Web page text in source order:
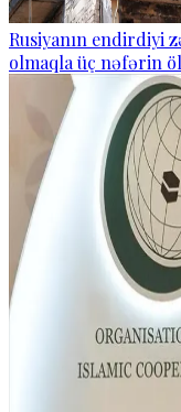
Rusiyanın endirdiyi
olmaqla üç nəfərin